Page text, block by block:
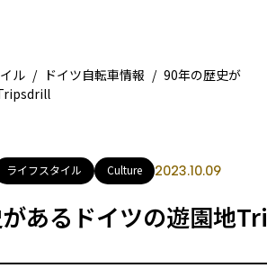
グルメ
留学＆
ル / ドイツ自転車情報 / 90年の歴史が
ライフスタイル Culture 2023.10.09
あるドイツの遊園地